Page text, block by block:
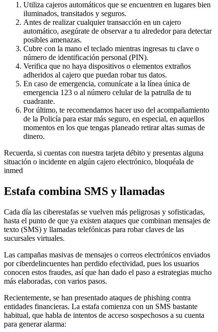
Utiliza cajeros automáticos que se encuentren en lugares bien
iluminados, transitados y seguros.
Antes de realizar cualquier transacción en un cajero
automático, asegúrate de observar a tu alrededor para detectar
posibles amenazas.
Cubre con la mano el teclado mientras ingresas tu clave o
número de identificación personal (PIN).
Verifica que no haya dispositivos o elementos extraños
adheridos al cajero que puedan robar tus datos.
En caso de emergencia, comunícate a la línea única de
emergencia 123 o al número celular de la patrulla de tu
cuadrante.
Por último, te recomendamos hacer uso del acompañamiento
de la Policía para estar más seguro, en especial, en aquellos
momentos en los que tengas planeado retirar altas sumas de
dinero.
Recuerda, si cuentas con nuestra tarjeta débito y presentas alguna
situación o incidente en algún cajero electrónico, bloquéala de
inmed
Estafa combina SMS y llamadas
Cada día las ciberestafas se vuelven más peligrosas y sofisticadas,
hasta el punto de que ya existen ataques que combinan mensajes de
texto (SMS) y llamadas telefónicas para robar claves de las
sucursales virtuales.
Las campañas masivas de mensajes o correos electrónicos enviados
por ciberdelincuentes han perdido efectividad, pues los usuarios
conocen estos fraudes, así que han dado el paso a estrategias mucho
más elaboradas, con varios pasos.
Recientemente, se han presentado ataques de phishing contra
entidades financieras. La estafa comienza con un SMS bastante
habitual, que habla de intentos de acceso sospechosos a su cuenta
para generar alarma: